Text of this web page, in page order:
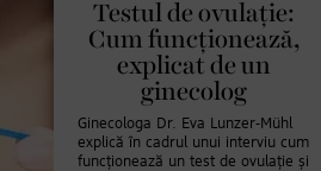
Testul de ovulație:
Cum funcționează,
explicat de un
ginecolog
Ginecologa Dr. Eva Lunzer-Mühl
explică în cadrul unui interviu cum
funcționează un test de ovulație și